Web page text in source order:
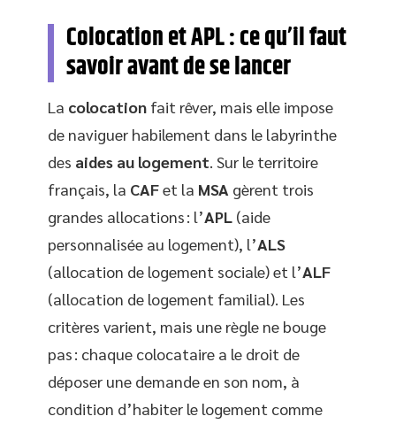
Colocation et APL : ce qu’il faut
savoir avant de se lancer
La colocation fait rêver, mais elle impose
de naviguer habilement dans le labyrinthe
des aides au logement . Sur le territoire
français, la CAFet la MSA gèrent trois
grandes allocations : l’APL (aide
personnalisée au logement), l’ALS
(allocation de logement sociale) et l’ALF
(allocation de logement familial). Les
critères varient, mais une règle ne bouge
pas : chaque colocataire a le droit de
déposer une demande en son nom, à
condition d’habiter le logement comme